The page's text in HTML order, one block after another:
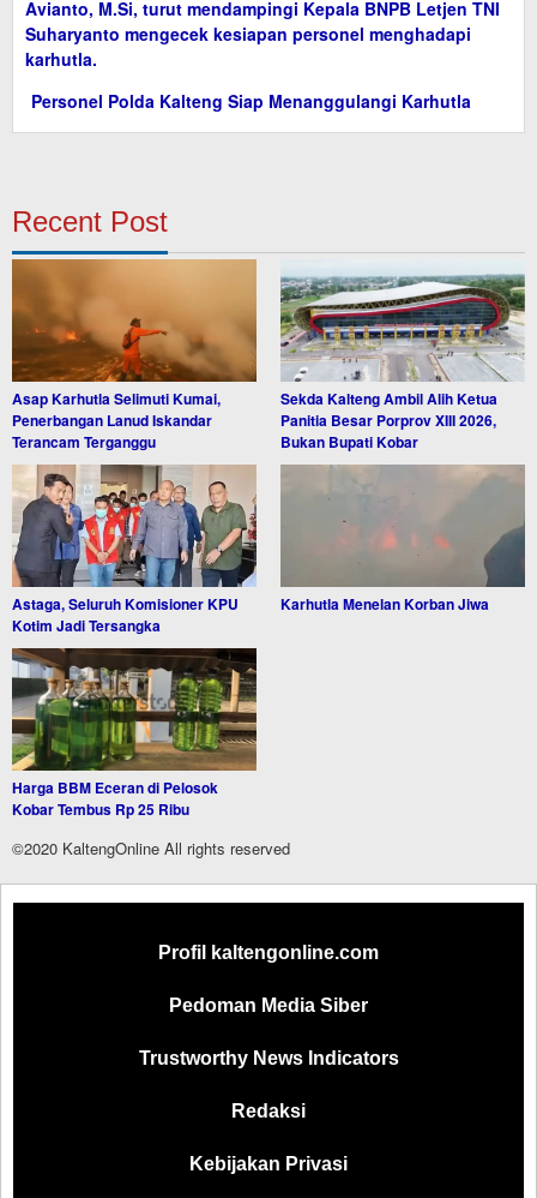
Personel Polda Kalteng Siap Menanggulangi Karhutla
Recent Post
Asap Karhutla Selimuti Kumai,
Penerbangan Lanud Iskandar
Terancam Terganggu
Sekda Kalteng Ambil Alih Ketua
Panitia Besar Porprov XIII 2026,
Bukan Bupati Kobar
Astaga, Seluruh Komisioner KPU
Kotim Jadi Tersangka
Karhutla Menelan Korban Jiwa
Harga BBM Eceran di Pelosok
Kobar Tembus Rp 25 Ribu
©2020 KaltengOnline All rights reserved
Profil kaltengonline.com
Pedoman Media Siber
Trustworthy News Indicators
Redaksi
Kebijakan Privasi